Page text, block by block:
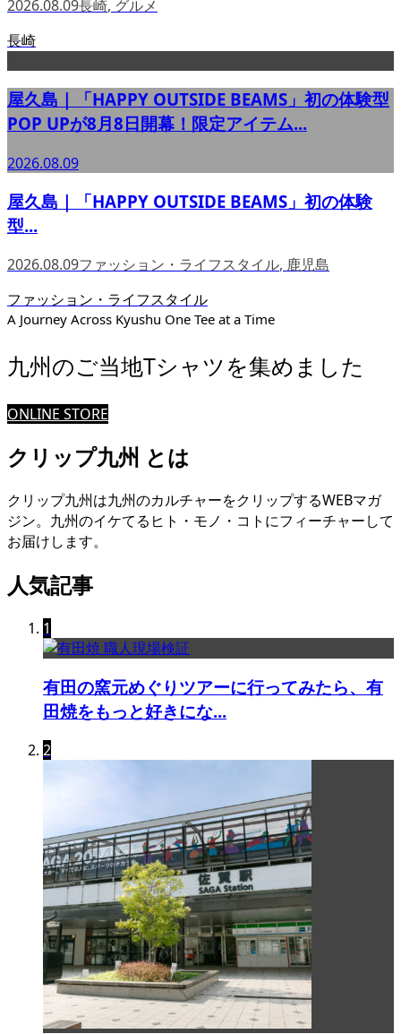
2026.08.09長崎, グルメ
長崎
屋久島｜「HAPPY OUTSIDE BEAMS」初の体験型
POP UPが8月8日開幕！限定アイテム...
2026.08.09
屋久島｜「HAPPY OUTSIDE BEAMS」初の体験
型...
2026.08.09ファッション・ライフスタイル, 鹿児島
ファッション・ライフスタイル
A Journey Across Kyushu One Tee at a Time
九州のご当地Tシャツを集めました
ONLINE STORE
クリップ九州 とは
クリップ九州は九州のカルチャーをクリップするWEBマガ
ジン。九州のイケてるヒト・モノ・コトにフィーチャーして
お届けします。
人気記事
1
有田の窯元めぐりツアーに行ってみたら、有
田焼をもっと好きにな...
2